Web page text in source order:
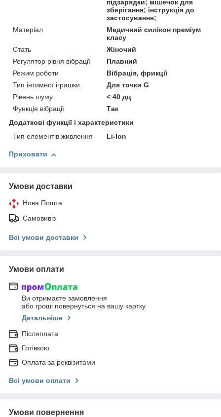
підзарядки; мішечок для
зберігання; інструкція до
застосування;
Матеріал
Медичний силікон преміум
класу
Стать
Жіночий
Регулятор рівня вібрації
Плавний
Режим роботи
Вібрація, фрикції
Тип інтимної іграшки
Для точки G
Рівень шуму
< 40 дц
Функція вібрації
Так
Додаткові функції і характеристики
Тип елементів живлення
Li-Ion
Приховати
Умови доставки
Нова Пошта
Самовивіз
Всі умови доставки
Умови оплати
Ви отримаєте замовлення
або гроші повернуться на вашу картку
Детальніше
Післяплата
Готівкою
Оплата за реквізитами
Всі умови оплати
Умови повернення